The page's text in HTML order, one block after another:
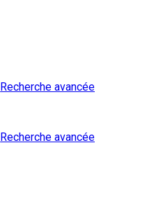
Recherche avancée
Recherche avancée